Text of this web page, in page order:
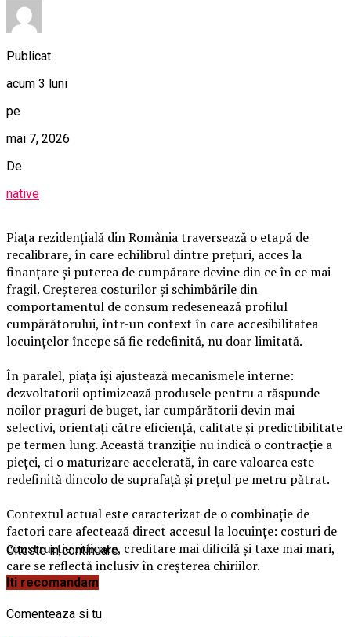
Publicat
acum 3 luni
pe
mai 7, 2026
De
native
Piața rezidențială din România traversează o etapă de
recalibrare, în care echilibrul dintre prețuri, acces la
finanțare și puterea de cumpărare devine din ce în ce mai
fragil. Creșterea costurilor și schimbările din
comportamentul de consum redesenează profilul
cumpărătorului, într-un context în care accesibilitatea
locuințelor începe să fie redefinită, nu doar limitată.
În paralel, piața își ajustează mecanismele interne:
dezvoltatorii optimizează produsele pentru a răspunde
noilor praguri de buget, iar cumpărătorii devin mai
selectivi, orientați către eficiență, calitate și predictibilitate
pe termen lung. Această tranziție nu indică o contracție a
pieței, ci o maturizare accelerată, în care valoarea este
redefinită dincolo de suprafață și prețul pe metru pătrat.
Contextul actual este caracterizat de o combinație de
factori care afectează direct accesul la locuințe: costuri de
construcție ridicate, creditare mai dificilă și taxe mai mari,
care se reflectă inclusiv în creșterea chiriilor.
Citeste in continuare
Iti recomandam
Comenteaza si tu